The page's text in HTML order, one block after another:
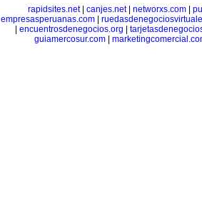
rapidsites.net| canjes.net| networxs.com
empresasperuanas.com
encuentrosdenegocios.org
guiamercosur.com